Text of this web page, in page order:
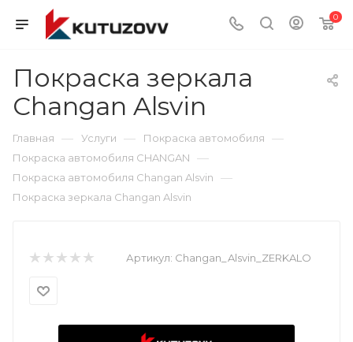
0
Покраска зеркала
Changan Alsvin
Главная — Услуги — Покраска автомобиля —
Покраска автомобиля CHANGAN —
Покраска автомобиля Changan Alsvin —
Покраска зеркала Changan Alsvin
Артикул: Changan_Alsvin_ZERKALO